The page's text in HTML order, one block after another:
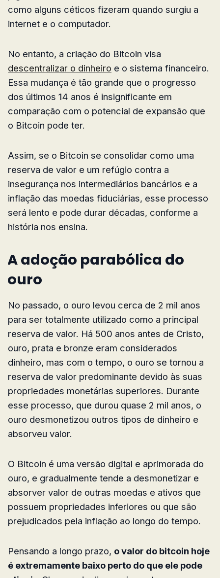
como alguns céticos fizeram quando surgiu a
internet e o computador.
No entanto, a criação do Bitcoin visa
descentralizar o dinheiro e o sistema financeiro.
Essa mudança é tão grande que o progresso
dos últimos 14 anos é insignificante em
comparação com o potencial de expansão que
o Bitcoin pode ter.
Assim, se o Bitcoin se consolidar como uma
reserva de valor e um refúgio contra a
insegurança nos intermediários bancários e a
inflação das moedas fiduciárias, esse processo
será lento e pode durar décadas, conforme a
história nos ensina.
A adoção parabólica do
ouro
No passado, o ouro levou cerca de 2 mil anos
para ser totalmente utilizado como a principal
reserva de valor. Há 500 anos antes de Cristo,
ouro, prata e bronze eram considerados
dinheiro, mas com o tempo, o ouro se tornou a
reserva de valor predominante devido às suas
propriedades monetárias superiores. Durante
esse processo, que durou quase 2 mil anos, o
ouro desmonetizou outros tipos de dinheiro e
absorveu valor.
O Bitcoin é uma versão digital e aprimorada do
ouro, e gradualmente tende a desmonetizar e
absorver valor de outras moedas e ativos que
possuem propriedades inferiores ou que são
prejudicados pela inflação ao longo do tempo.
Pensando a longo prazo, o valor do bitcoin hoje
é extremamente baixo perto do que ele pode